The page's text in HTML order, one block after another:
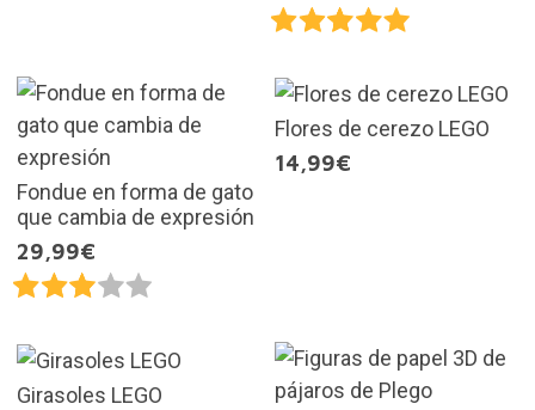
Fondue en forma de gato
que cambia de expresión
29,99€
Flores de cerezo LEGO
14,99€
Girasoles LEGO